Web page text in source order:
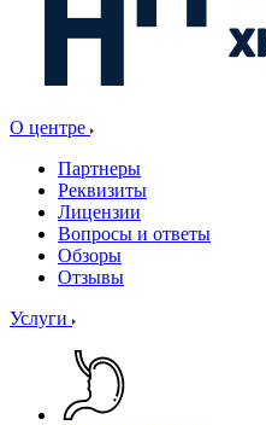
О центре
Партнеры
Реквизиты
Лицензии
Вопросы и ответы
Обзоры
Отзывы
Услуги